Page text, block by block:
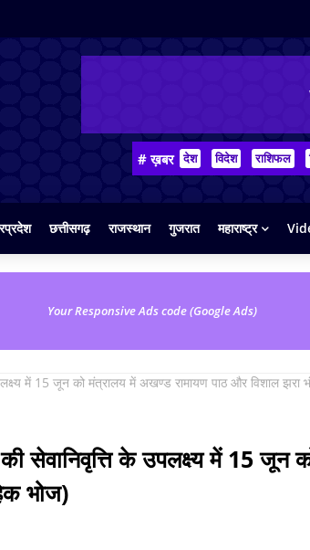
# ख़बर देश विदेश राशिफल
छत्तीसगढ़ राजस्थान गुजरात महाराष्ट्र
Your Responsive Ads code (Google Ads)
में 15 जून को मंत्रालय में अखण्ड रामायण पाठ और विशाल झरा
सेवानिवृत्ति के उपलक्ष्य में 15 जून
भोज)